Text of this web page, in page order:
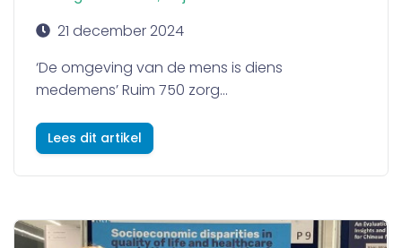
21 december 2024
‘De omgeving van de mens is diens
medemens’ Ruim 750 zorg...
Lees dit artikel